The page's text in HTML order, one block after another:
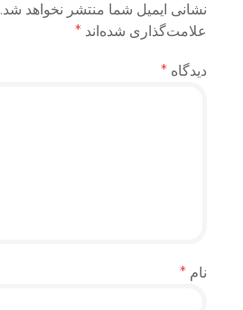
نشانی ایمیل شما منتشر نخواهد شد.
علامت‌گذاری شده‌اند *
دیدگاه *
نام *